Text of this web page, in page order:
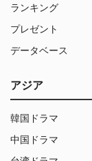
ランキング
プレゼント
データベース
アジア
韓国ドラマ
中国ドラマ